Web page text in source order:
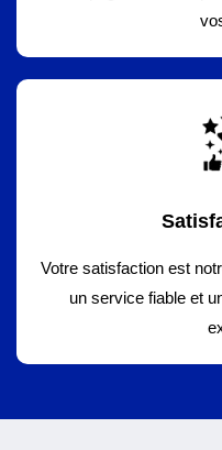
Votre satisfaction est
un service fiable et